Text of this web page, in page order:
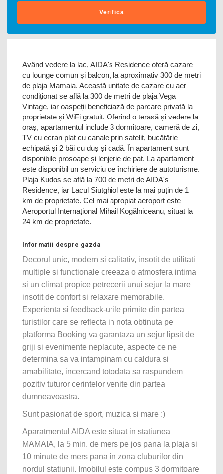
Verifica
Având vedere la lac, AIDA's Residence oferă cazare
cu lounge comun și balcon, la aproximativ 300 de metri
de plaja Mamaia. Această unitate de cazare cu aer
condiționat se află la 300 de metri de plaja Vega
Vintage, iar oaspeții beneficiază de parcare privată la
proprietate și WiFi gratuit. Oferind o terasă și vedere la
oraș, apartamentul include 3 dormitoare, cameră de zi,
TV cu ecran plat cu canale prin satelit, bucătărie
echipată și 2 băi cu duș și cadă. În apartament sunt
disponibile prosoape și lenjerie de pat. La apartament
este disponibil un serviciu de închiriere de autoturisme.
Plaja Kudos se află la 700 de metri de AIDA's
Residence, iar Lacul Siutghiol este la mai puțin de 1
km de proprietate. Cel mai apropiat aeroport este
Aeroportul Internațional Mihail Kogălniceanu, situat la
24 km de proprietate.
Informatii despre gazda
Decorul unic, modern si calitativ, insotit de utilitati
multiple si functionale creeaza o atmosfera intima
si un climat propice petrecerii unui sejur la mare
insotit de confort si relaxare memorabile.
Experienta si feedback-urile primite din partea
turistilor care se reflecta in nota obtinuta pe
platforma Booking va garantaza un sejur lipsit de
griji si evenimente neplacute, aspecte ce ne
determina sa va intampinam cu caldura si
amabilitate, incercand totodata sa raspundem
pozitiv tuturor cerintelor venite din partea
dumneavoastra.
Sunt pasionat de sport, muzica si mare :)
Aparatmentul AIDA este situat in statiunea
MAMAIA, la 5 min. de mers pe jos pana la plaja si
10 minute de mers pana in zona cluburilor din
nordul statiunii. Imobilul este compus 3 dormitoare